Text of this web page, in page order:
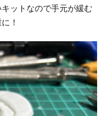
ットなので手元が緩む
！